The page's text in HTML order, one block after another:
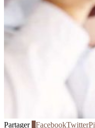
Partager FacebookTwitter